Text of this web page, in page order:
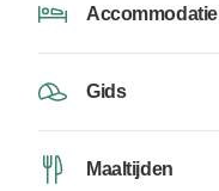
Accommodatie
Gids
Maaltijden